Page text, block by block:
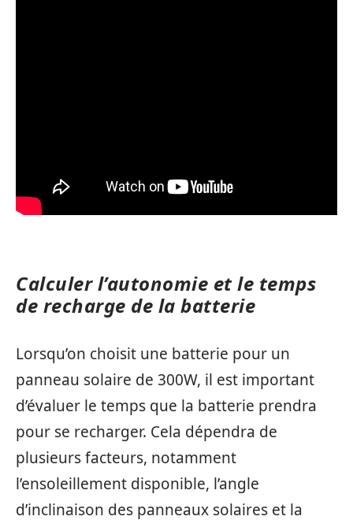
Calculer l’autonomie et le temps
de recharge de la batterie
Lorsqu’on choisit une batterie pour un
panneau solaire de 300W, il est important
d’évaluer le temps que la batterie prendra
pour se recharger. Cela dépendra de
plusieurs facteurs, notamment
l’ensoleillement disponible, l’angle
d’inclinaison des panneaux solaires et la